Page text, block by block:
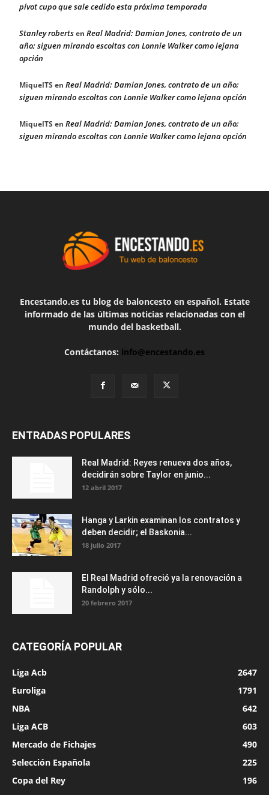
pívot cupo que sale cedido esta próxima temporada
Stanley robertsen Real Madrid: Damian Jones, contrato de un
año; siguen mirando escoltas con Lonnie Walker como lejana
opción
MiquelTS en Real Madrid: Damian Jones, contrato de un año;
siguen mirando escoltas con Lonnie Walker como lejana opción
MiquelTS en Real Madrid: Damian Jones, contrato de un año;
siguen mirando escoltas con Lonnie Walker como lejana opción
Encestando.es tu blog de baloncesto en español. Estate
informado de las últimas noticias relacionadas con el
mundo del basketball.
Contáctanos: info@encestando.es
ENTRADAS POPULARES
Real Madrid: Reyes renueva dos años,
decidirán sobre Taylor en junio...
12 abril 2017
Hanga y Larkin examinan los contratos y
deben decidir; el Baskonia...
18 julio 2017
El Real Madrid ofreció ya la renovación a
Randolph y sólo...
20 febrero 2017
CATEGORÍA POPULAR
Liga Acb
2647
Euroliga
1791
NBA
642
Liga ACB
603
Mercado de Fichajes
490
Selección Española
225
Copa del Rey
196